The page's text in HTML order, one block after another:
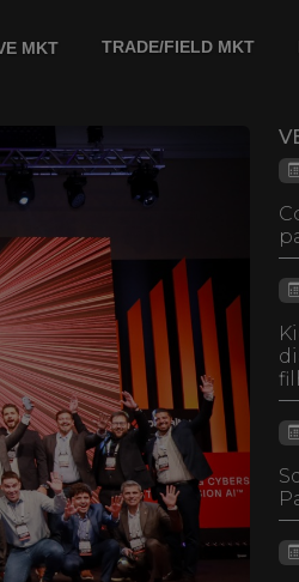
MKT TRADE/FIELD MKT